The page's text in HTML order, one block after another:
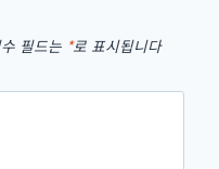
필드는 *로 표시됩니다